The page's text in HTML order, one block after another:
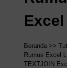
Excel
Beranda >>
Rumus Excel
TEXTJOIN